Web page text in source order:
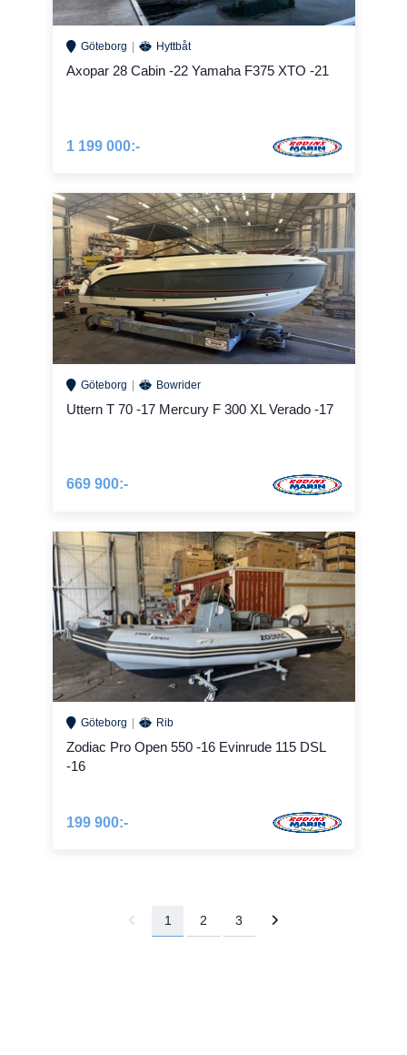
Göteborg Hyttbåt
Axopar 28 Cabin -22 Yamaha F375 XTO -21
1 199 000:-
Göteborg Bowrider
Uttern T 70 -17 Mercury F 300 XL Verado -17
669 900:-
Göteborg Rib
Zodiac Pro Open 550 -16 Evinrude 115 DSL
-16
199 900:-
1 2 3